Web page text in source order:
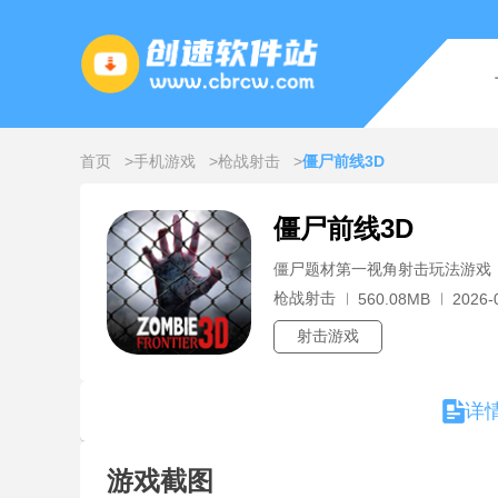
首页 手机游戏 枪战射击 僵尸前线3D
僵尸前线3D
僵尸题材第一视角射击玩法游戏
枪战射击
560.08MB 2026-
射击游戏
详
游戏截图